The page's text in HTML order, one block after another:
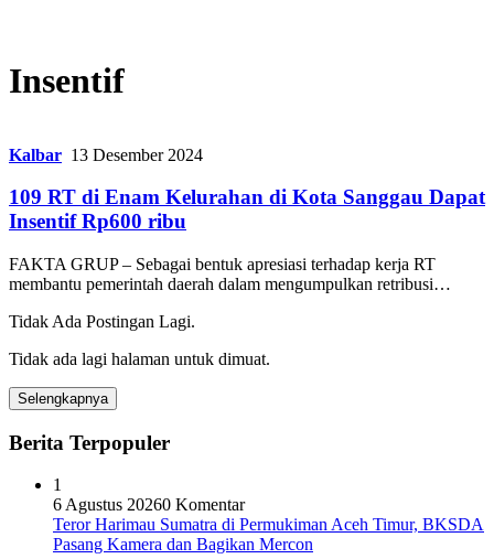
Insentif
Kalbar 13 Desember 2024
109 RT di Enam Kelurahan di Kota Sanggau Dapat
Insentif Rp600 ribu
FAKTA GRUP – Sebagai bentuk apresiasi terhadap kerja RT
membantu pemerintah daerah dalam mengumpulkan retribusi…
Tidak Ada Postingan Lagi.
Tidak ada lagi halaman untuk dimuat.
Selengkapnya
Berita Terpopuler
1
6 Agustus 20260 Komentar
Teror Harimau Sumatra di Permukiman Aceh Timur, BKSDA
Pasang Kamera dan Bagikan Mercon